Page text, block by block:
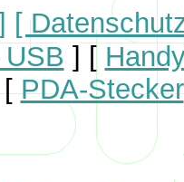
[
] [
[PDA-Stecker